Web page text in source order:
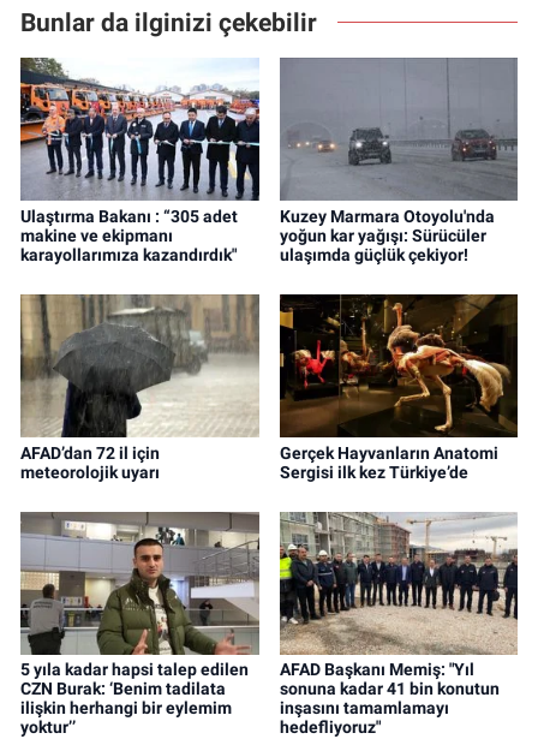
Bunlar da ilginizi çekebilir
Ulaştırma Bakanı : “305 adet
makine ve ekipmanı
karayollarımıza kazandırdık"
Kuzey Marmara Otoyolu'nda
yoğun kar yağışı: Sürücüler
ulaşımda güçlük çekiyor!
AFAD’dan 72 il için
meteorolojik uyarı
Gerçek Hayvanların Anatomi
Sergisi ilk kez Türkiye’de
5 yıla kadar hapsi talep edilen
CZN Burak: ‘Benim tadilata
ilişkin herhangi bir eylemim
yoktur’’
AFAD Başkanı Memiş: "Yıl
sonuna kadar 41 bin konutun
inşasını tamamlamayı
hedefliyoruz"